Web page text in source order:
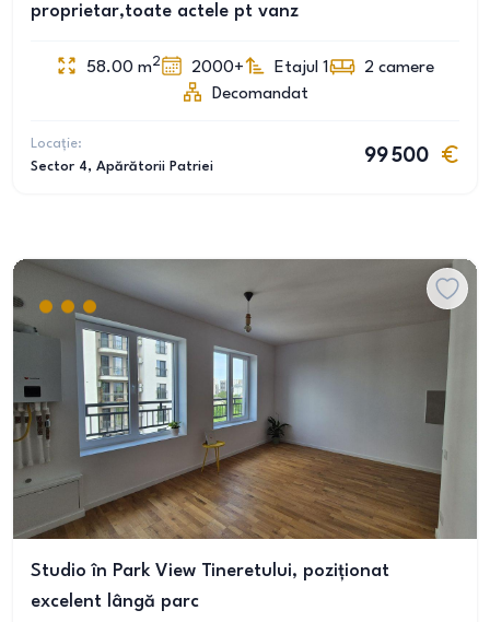
proprietar,toate actele pt vanz
58.00 m2 2000+ Etajul 1 2 camere
Decomandat
Locație:
Sector 4, Apărătorii Patriei
99 500
Studio în Park View Tineretului, poziționat
excelent lângă parc